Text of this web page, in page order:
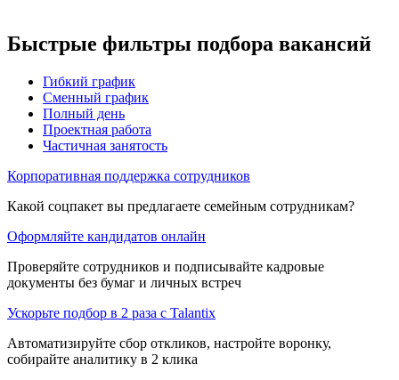
Быстрые фильтры подбора вакансий
Гибкий график
Сменный график
Полный день
Проектная работа
Частичная занятость
Корпоративная поддержка сотрудников
Какой соцпакет вы предлагаете семейным сотрудникам?
Оформляйте кандидатов онлайн
Проверяйте сотрудников и подписывайте кадровые
документы без бумаг и личных встреч
Ускорьте подбор в 2 раза с Talantix
Автоматизируйте сбор откликов, настройте воронку,
собирайте аналитику в 2 клика